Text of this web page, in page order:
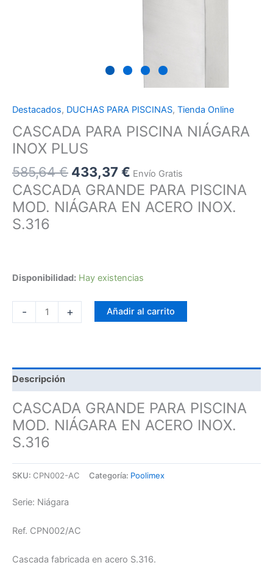
Destacados, DUCHAS PARA PISCINAS, Tienda Online
CASCADA PARA PISCINA NIÁGARA
INOX PLUS
585,64€ 433,37 € Envío Gratis
CASCADA GRANDE PARA PISCINA
MOD. NIÁGARA EN ACERO INOX.
S.316
Disponibilidad: Hay existencias
- + Añadir al carrito
Descripción
CASCADA GRANDE PARA PISCINA
MOD. NIÁGARA EN ACERO INOX.
S.316
SKU: CPN002-AC Categoría: Poolimex
Serie: Niágara
Ref. CPN002/AC
Cascada fabricada en acero S.316.